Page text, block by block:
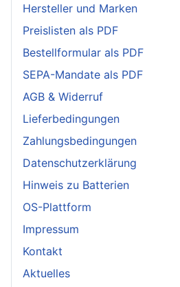
Hersteller und Marken
Preislisten als PDF
Bestellformular als PDF
SEPA-Mandate als PDF
AGB & Widerruf
Lieferbedingungen
Zahlungsbedingungen
Datenschutzerklärung
Hinweis zu Batterien
OS-Plattform
Impressum
Kontakt
Aktuelles